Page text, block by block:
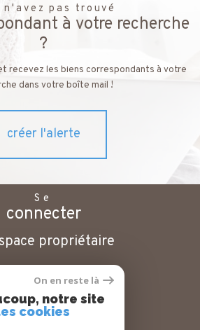
n'avez pas trouvé
à votre recherche
?
recevez les biens correspondants à votre
dans votre boîte mail !
créer l'alerte
Se
connecter
propriétaire
suivre
On en reste là
notre site
cookies